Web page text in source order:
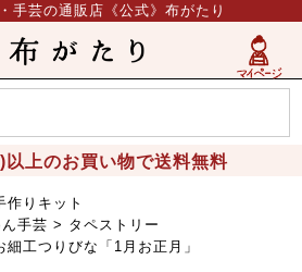
手芸の通販店《公式》布がたり
上のお買い物で送料無料
作りキット
手芸
タペストリー
工つりびな「1月お正月」